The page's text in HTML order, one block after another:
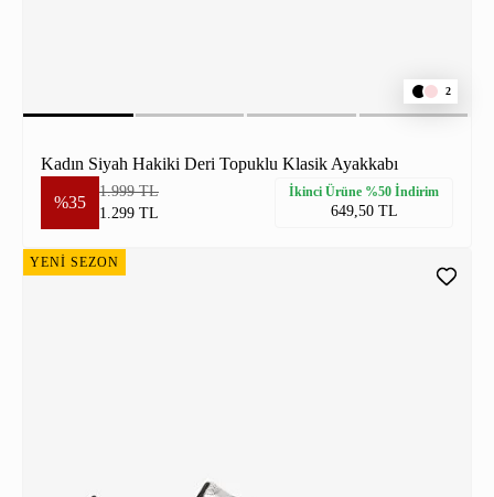
2
Kadın Siyah Hakiki Deri Topuklu Klasik Ayakkabı
%35
1.999 TL
1.299 TL
İkinci Ürüne %50 İndirim
649,50 TL
YENİ SEZON